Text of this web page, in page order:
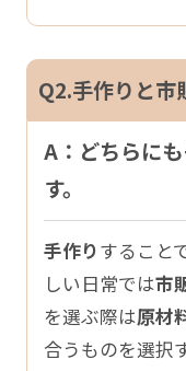
Q2.手作りと市
A：どちらに
す。
手作り すること
しい日常では市
を選ぶ際は原材
合うものを選択